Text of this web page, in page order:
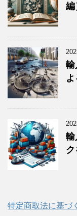
編
輸
輸
特定商取法に基づ